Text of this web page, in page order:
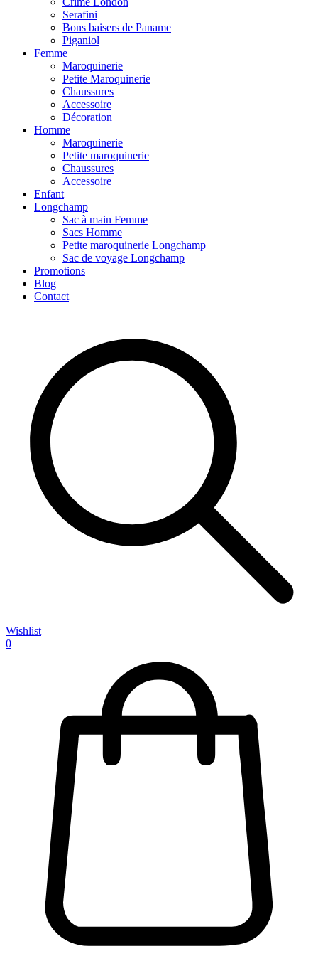
Serafini
Bons baisers de Paname
Piganiol
Femme
Maroquinerie
Petite Maroquinerie
Chaussures
Accessoire
Décoration
Homme
Maroquinerie
Petite maroquinerie
Chaussures
Accessoire
Enfant
Longchamp
Sac à main Femme
Sacs Homme
Petite maroquinerie Longchamp
Sac de voyage Longchamp
Promotions
Blog
Contact
Wishlist
0